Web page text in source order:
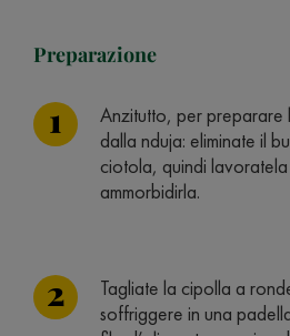
Preparazione
Anzitutto, per preparare
dalla nduja: eliminate il
ciotola, quindi
ammorbidirla.
Tagliate la cipolla a
soffriggere in una